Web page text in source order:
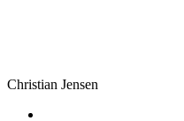
Christian Jensen